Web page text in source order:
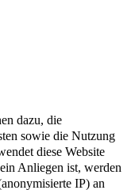
dazu, die
sowie die Nutzung
diese Website
Anliegen ist, werden
IP) an